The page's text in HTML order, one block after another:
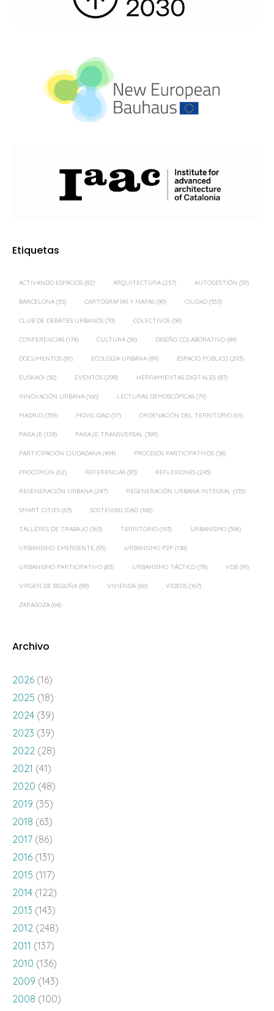
Etiquetas
ACTIVANDO ESPACIOS (82) ARQUITECTURA (257) AUTOGESTIÓN (59)
BARCELONA (55) CARTOGRAFÍAS Y MAPAS (90) CIUDAD (553)
CLUB DE DEBATES URBANOS (70) COLECTIVOS (58)
CONFERENCIAS (174) CULTURA (56) DISEÑO COLABORATIVO (84)
DOCUMENTOS (81) ECOLOGÍA URBANA (89) ESPACIO PÚBLICO (293)
EUSKADI (56) EVENTOS (298) HERRAMIENTAS DIGITALES (87)
INNOVACIÓN URBANA (166) LECTURAS DEMOSCÓPICAS (79)
MADRID (359) MOVILIDAD (57) ORDENACIÓN DEL TERRITORIO (61)
PAISAJE (128) PAISAJE TRANSVERSAL (399)
PARTICIPACIÓN CIUDADANA (494) PROCESOS PARTICIPATIVOS (58)
PROCOMÚN (62) REFERENCIAS (83) REFLEXIONES (245)
REGENERACIÓN URBANA (247) REGENERACIÓN URBANA INTEGRAL (135)
SMART CITIES (63) SOSTENIBILIDAD (166)
TALLERES DE TRABAJO (163) TERRITORIO (193) URBANISMO (596)
URBANISMO EMERGENTE (95) URBANISMO P2P (138)
URBANISMO PARTICIPATIVO (83) URBANISMO TÁCTICO (78) VDB (91)
VIRGEN DE BEGOÑA (89) VIVIENDA (60) VÍDEOS (167)
ZARAGOZA (64)
Archivo
2026 (16)
2025 (18)
2024 (39)
2023 (39)
2022 (28)
2021 (41)
2020 (48)
2019 (35)
2018 (63)
2017 (86)
2016 (131)
2015 (117)
2014 (122)
2013 (143)
2012 (248)
2011 (137)
2010 (136)
2009 (143)
2008 (100)